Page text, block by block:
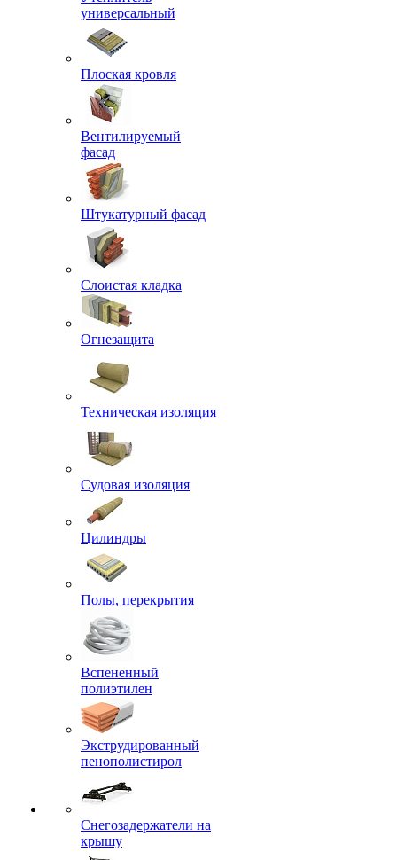
универсальный
Плоская кровля
Вентилируемый
фасад
Штукатурный фасад
Слоистая кладка
Огнезащита
Техническая изоляция
Судовая изоляция
Цилиндры
Полы, перекрытия
Вспененный
полиэтилен
Экструдированный
пенополистирол
Снегозадержатели на
крышу